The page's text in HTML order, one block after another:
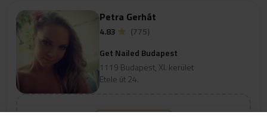
Petra Gerhát
4.83
(775)
Get Nailed Budapest
1119 Budapest, XI. kerület
Etele út 24.